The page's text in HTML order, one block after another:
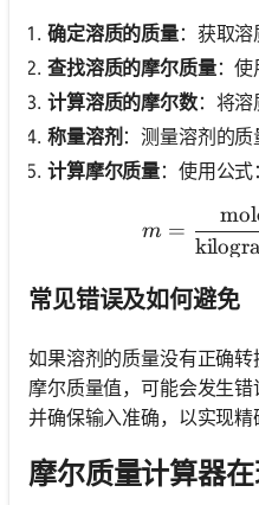
确定溶质的质量：获取溶
查找溶质的摩尔质量：使
计算溶质的摩尔数：将溶
称量溶剂 ：测量溶剂的质
计算摩尔质量：使用公式
m =
常见错误及如何避免
如果溶剂的质量没有正确
摩尔质量值，可能会发生错
并确保输入准确，以实现精
摩尔质量计算器